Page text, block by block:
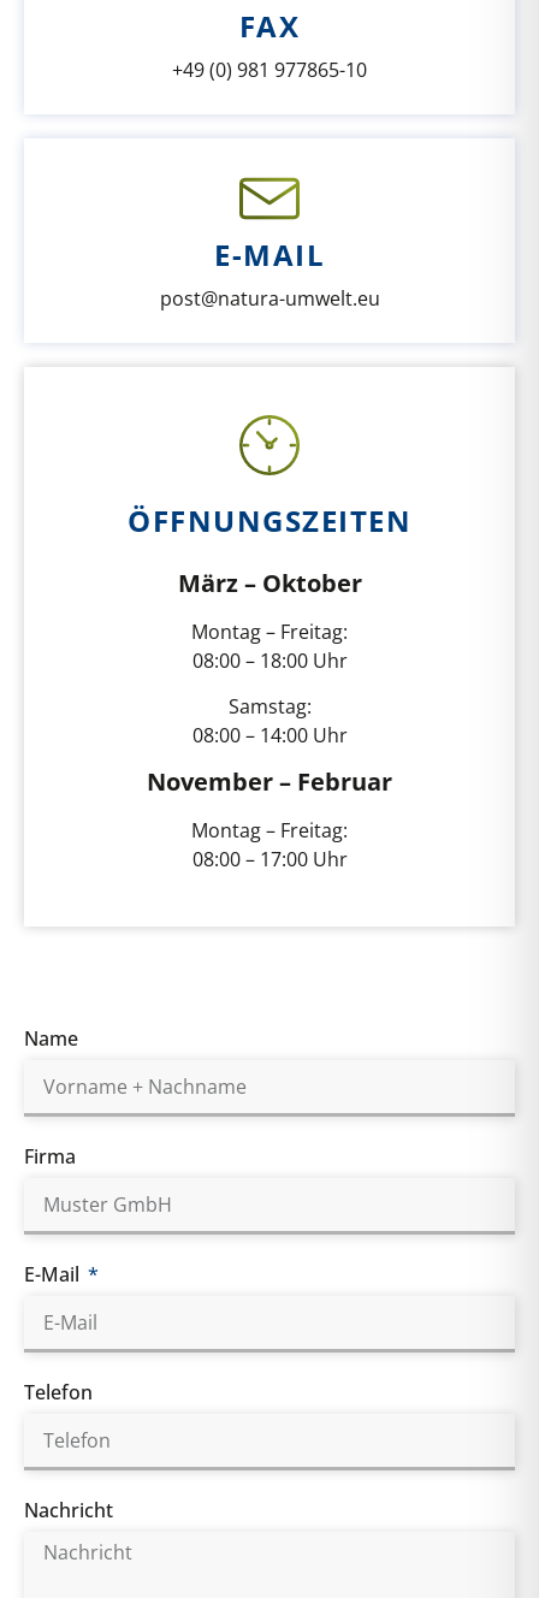
FAX
+49 (0) 981 977865-10
E-MAIL
post@natura-umwelt.eu
Name
Firma
E-Mail
Telefon
Nachricht
ÖFFNUNGSZEITEN
März – Oktober
Montag – Freitag:
08:00 – 18:00 Uhr
Samstag:
08:00 – 14:00 Uhr
November – Februar
Montag – Freitag:
08:00 – 17:00 Uhr